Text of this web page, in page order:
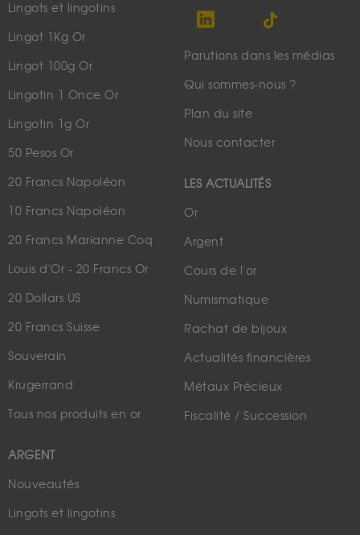
Lingots et lingotins
Lingot 1Kg Or
Lingot 100g Or
Lingotin 1 Once Or
Lingotin 1g Or
50 Pesos Or
20 Francs Napoléon
10 Francs Napoléon
20 Francs Marianne Coq
Louis d'Or - 20 Francs Or
20 Dollars US
20 Francs Suisse
Souverain
Krugerrand
Tous nos produits en or
ARGENT
Nouveautés
Lingots et lingotins
Parutions dans les médias
Qui sommes-nous ?
Plan du site
Nous contacter
LES ACTUALITÉS
Or
Argent
Cours de l'or
Numismatique
Rachat de bijoux
Actualités financières
Métaux Précieux
Fiscalité / Succession